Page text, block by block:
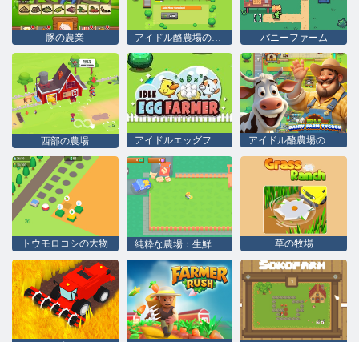
豚の農業 アイドル酪農場の大物 バニーファーム
西部の農場
トウモロコシの大物 純粋な農場：生鮮食品 草の牧場